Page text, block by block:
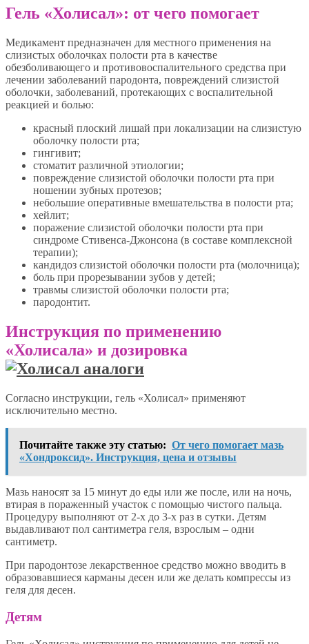
Гель «Холисал»: от чего помогает
Медикамент предназначен для местного применения на
слизистых оболочках полости рта в качестве
обезболивающего и противовоспалительного средства при
лечении заболеваний пародонта, повреждений слизистой
оболочки, заболеваний, протекающих с воспалительной
реакцией и болью:
красный плоский лишай при локализации на слизистую
оболочку полости рта;
гингивит;
стоматит различной этиологии;
повреждение слизистой оболочки полости рта при
ношении зубных протезов;
небольшие оперативные вмешательства в полости рта;
хейлит;
поражение слизистой оболочки полости рта при
синдроме Стивенса-Джонсона (в составе комплексной
терапии);
кандидоз слизистой оболочки полости рта (молочница);
боль при прорезывании зубов у детей;
травмы слизистой оболочки полости рта;
пародонтит.
Инструкция по применению
«Холисала» и дозировка
Согласно инструкции, гель «Холисал» применяют
исключительно местно.
Почитайте также эту статью: От чего помогает мазь
«Хондроксид». Инструкция, цена и отзывы
Мазь наносят за 15 минут до еды или же после, или на ночь,
втирая в пораженный участок с помощью чистого пальца.
Процедуру выполняют от 2-х до 3-х раз в сутки. Детям
выдавливают пол сантиметра геля, взрослым – одни
сантиметр.
При пародонтозе лекарственное средство можно вводить в
образовавшиеся карманы десен или же делать компрессы из
геля для десен.
Детям